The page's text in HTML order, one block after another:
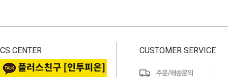
CS CENTER CUSTOMER SERVICE